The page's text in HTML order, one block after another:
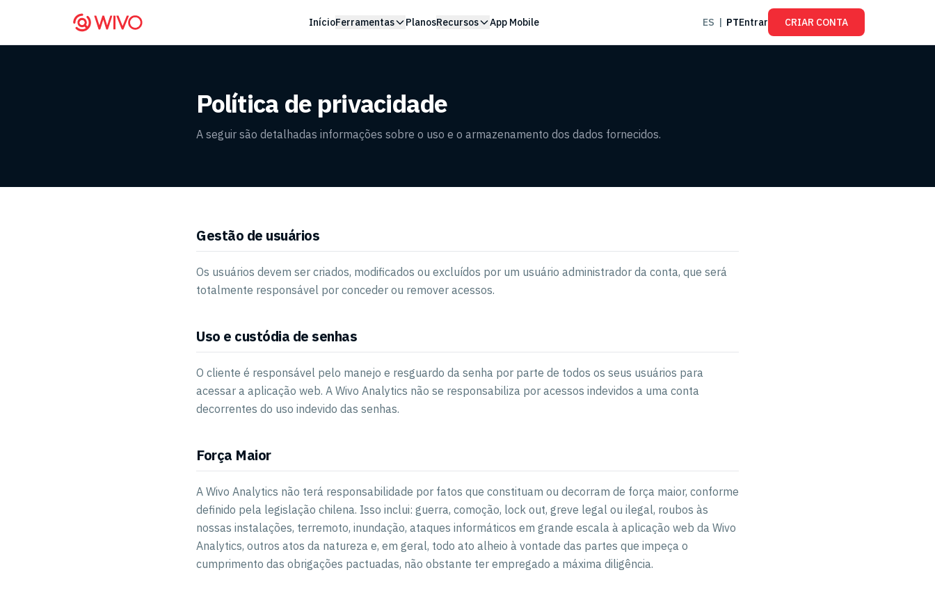
InícioFerramentas PlanosRecursos App Mobile ES | PTEntrar CRIAR CONTA
Política de privacidade
A seguir são detalhadas informações sobre o uso e o armazenamento dos dados fornecidos.
Gestão de usuários
Os usuários devem ser criados, modificados ou excluídos por um usuário administrador da conta, que será
totalmente responsável por conceder ou remover acessos.
Uso e custódia de senhas
O cliente é responsável pelo manejo e resguardo da senha por parte de todos os seus usuários para
acessar a aplicação web. A Wivo Analytics não se responsabiliza por acessos indevidos a uma conta
decorrentes do uso indevido das senhas.
Força Maior
A Wivo Analytics não terá responsabilidade por fatos que constituam ou decorram de força maior, conforme
definido pela legislação chilena. Isso inclui: guerra, comoção, lock out, greve legal ou ilegal, roubos às
nossas instalações, terremoto, inundação, ataques informáticos em grande escala à aplicação web da Wivo
Analytics, outros atos da natureza e, em geral, todo ato alheio à vontade das partes que impeça o
cumprimento das obrigações pactuadas, não obstante ter empregado a máxima diligência.